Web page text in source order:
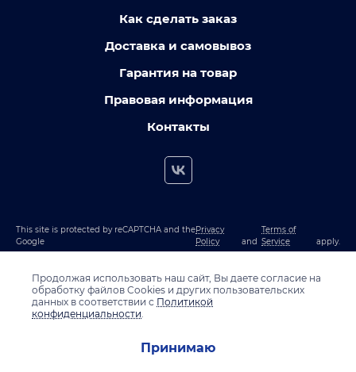
Как сделать заказ
Доставка и самовывоз
Гарантия на товар
Правовая информация
Контакты
This site is protected by reCAPTCHA and the
Google
Privacy
Policy
and
Terms of
Service
apply.
Продолжая использовать наш сайт, Вы даете согласие на
обработку файлов Cookies и других пользовательских
данных в соответствии с Политикой
конфиденциальности.
Принимаю